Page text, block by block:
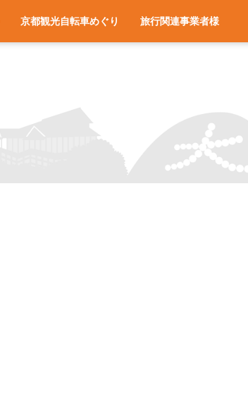
京都観光自転車めぐり 旅行関連事業者様
旅行関連業者様向けお